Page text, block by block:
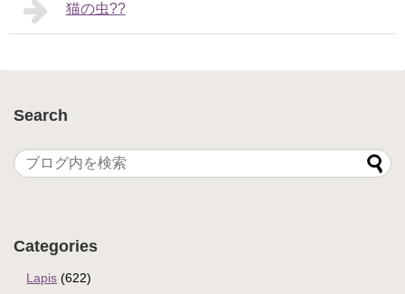
猫の虫??
Search
Categories
Lapis (622)